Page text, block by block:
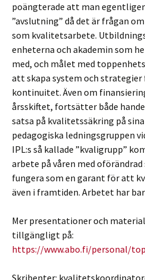
poängterade att man
”avslutning” då det är frågan
som kvalitetsarbete.
enheterna och akademin som
med, och målet med
att skapa system och
kontinuitet. Även om
årsskiftet, fortsätter både
satsa på kvalitetssäkring på
pedagogiska ledningsgruppen
IPL:s så kallade ”kvaligrupp”
arbete på våren med oförändrad
fungera som en garant för att
även i framtiden. Arbetet har
Mer presentationer och
tillgängligt på:
https://www.abo.fi/personal/
Skribenter: